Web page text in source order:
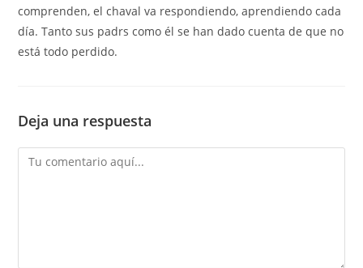
comprenden, el chaval va respondiendo, aprendiendo cada
día. Tanto sus padrs como él se han dado cuenta de que no
está todo perdido.
Deja una respuesta